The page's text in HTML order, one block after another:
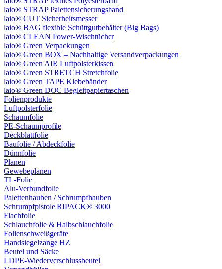
laio® STRAP Palettensicherungsband
laio® CUT Sicherheitsmesser
laio® BAG flexible Schüttgutbehälter (Big Bags)
laio® CLEAN Power-Wischtücher
laio® Green Verpackungen
laio® Green BOX – Nachhaltige Versandverpackungen
laio® Green AIR Luftpolsterkissen
laio® Green STRETCH Stretchfolie
laio® Green TAPE Klebebänder
laio® Green DOC Begleitpapiertaschen
Folienprodukte
Luftpolsterfolie
Schaumfolie
PE-Schaumprofile
Deckblattfolie
Baufolie / Abdeckfolie
Dünnfolie
Planen
Gewebeplanen
TL-Folie
Alu-Verbundfolie
Palettenhauben / Schrumpfhauben
Schrumpfpistole RIPACK® 3000
Flachfolie
Schlauchfolie & Halbschlauchfolie
Folienschweißgeräte
Handsiegelzange HZ
Beutel und Säcke
LDPE-Wiederverschlussbeutel